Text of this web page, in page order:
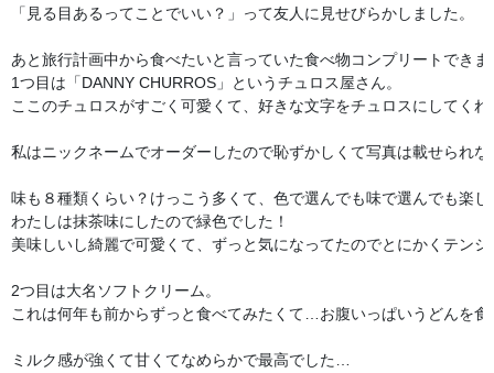
「見る目あるってことでいい？」って友人に見せびらかしました。
あと旅行計画中から食べたいと言っていた食べ物コンプリートできま
1つ目は「DANNY CHURROS」というチュロス屋さん。
ここのチュロスがすごく可愛くて、好きな文字をチュロスにしてく
私はニックネームでオーダーしたので恥ずかしくて写真は載せられ
味も８種類くらい？けっこう多くて、色で選んでも味で選んでも楽し
わたしは抹茶味にしたので緑色でした！
美味しいし綺麗で可愛くて、ずっと気になってたのでとにかくテン
2つ目は大名ソフトクリーム。
これは何年も前からずっと食べてみたくて…お腹いっぱいうどんを
ミルク感が強くて甘くてなめらかで最高でした…